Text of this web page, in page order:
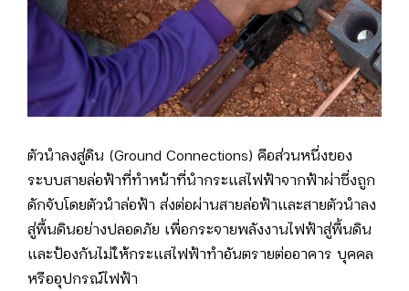
ตัวนำลงสู่ดิน (Ground Connections) คือส่วนหนึ่งของ
ระบบสายล่อฟ้าที่ทำหน้าที่นำกระแสไฟฟ้าจากฟ้าผ่าซึ่งถูก
ดักจับโดยตัวนำล่อฟ้า ส่งต่อผ่านสายล่อฟ้าและสายตัวนำลง
สู่พื้นดินอย่างปลอดภัย เพื่อกระจายพลังงานไฟฟ้าสู่พื้นดิน
และป้องกันไม่ให้กระแสไฟฟ้าทำอันตรายต่ออาคาร บุคคล
หรืออุปกรณ์ไฟฟ้า